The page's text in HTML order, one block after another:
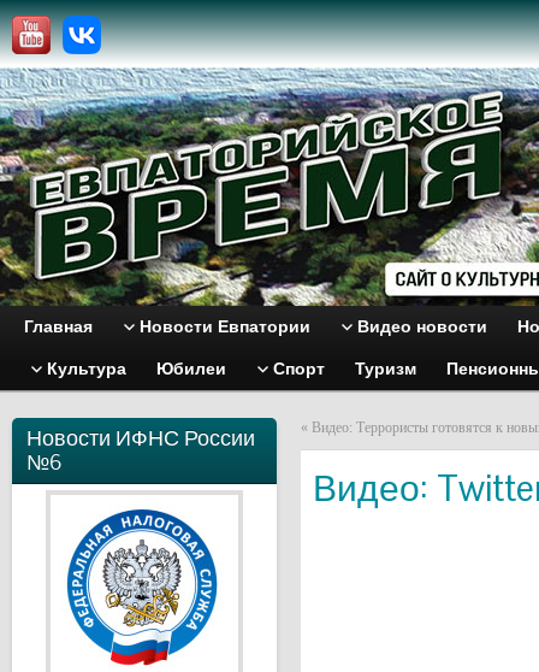
Главная Новости Евпатории Видео новости
Культура Юбилеи Спорт Туризм
Новости ИФНС России
№6
« Видео: Террористы готовятся к
Видео: